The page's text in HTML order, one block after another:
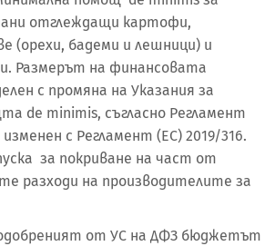
отглеждащи картофи,
(орехи, бадеми и лешници) и
Размерът на финансовата
с промяна на Указания за
de minimis, съгласно Регламент
с Регламент (ЕС) 2019/316.
за покриване на част от
разходи на производителите за
от УС на ДФЗ бюджетът